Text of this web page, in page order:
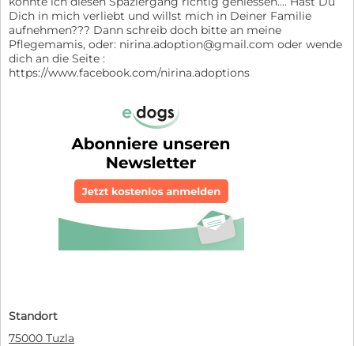
Dich in mich verliebt und willst mich in Deiner Familie
aufnehmen??? Dann schreib doch bitte an meine
Pflegemamis, oder: nirina.adoption@gmail.com oder wende
dich an die Seite :
https://www.facebook.com/nirina.adoptions
Standort
75000 Tuzla